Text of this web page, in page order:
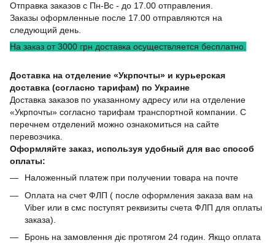
Отправка заказов с Пн-Вс - до 17.00 отправления.
Заказы оформленные после 17.00 отправляются на
следующий день.
На заказ от 3000 грн доставка осуществляется бесплатно.
Доставка на отделение «Укрпочты» и курьерская
доставка (согласно тарифам) по Украине
Доставка заказов по указанному адресу или на отделение
«Укрпочты» согласно тарифам транспортной компании. С
перечнем отделений можно ознакомиться на сайте
перевозчика.
Оформляйте заказ, используя удобный для вас способ
оплаты:
Наложенный платеж при получении товара на почте
Оплата на счет ФЛП ( после оформления заказа вам на
Viber или в смс поступят реквизиты счета ФЛП для оплаты
заказа).
Бронь на замовлення діє протягом 24 годин. Якщо оплата